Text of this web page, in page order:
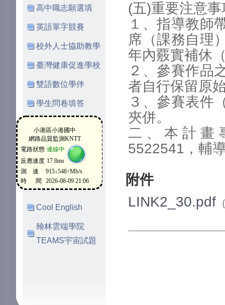
高中職志願選填
英語單字競賽
校外人士協助教學
臺灣健康促進學校
雙語數位學伴
學生問卷填答
Cool English
翰林雲端學院
TEAMS宇宙試題
(五)重要注意事
１、指導教師
席（課務自理
年內覈實補休
２、參賽作品
者自行保留原
３、參賽表件
夾併。
二、本計畫
5522541，輔
附件
LINK2_30.pdf